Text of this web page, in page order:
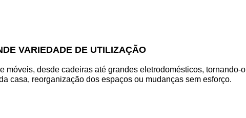
VARIEDADE DE UTILIZAÇÃO
móveis, desde cadeiras até grandes eletrodomésticos, tornando-o
casa, reorganização dos espaços ou mudanças sem esforço.